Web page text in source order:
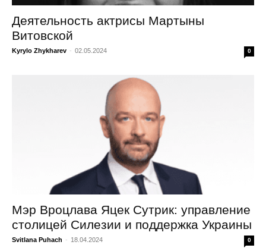
Деятельность актрисы Мартыны
Витовской
Kyrylo Zhykharev - 02.05.2024 0
Мэр Вроцлава Яцек Сутрик: управление
столицей Силезии и поддержка Украины
Svitlana Puhach - 18.04.2024 0